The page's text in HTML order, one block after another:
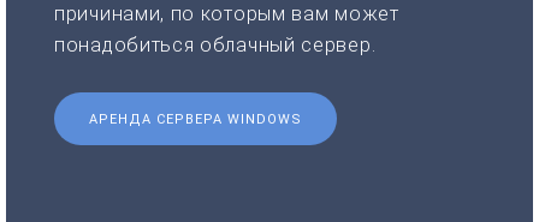
причинами, по которым вам может
понадобиться облачный сервер.
АРЕНДА СЕРВЕРА WINDOWS